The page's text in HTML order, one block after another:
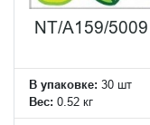
NT/A159/
В упаковке: 30 шт
Вес: 0.52 кг